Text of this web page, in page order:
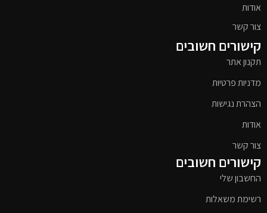
אודות
צור קשר
קישורים חשובים
תקנון אתר
מדניות פרטיות
הצהרת נגישות
אודות
צור קשר
קישורים חשובים
החשבון שלי
רשימת משאלות